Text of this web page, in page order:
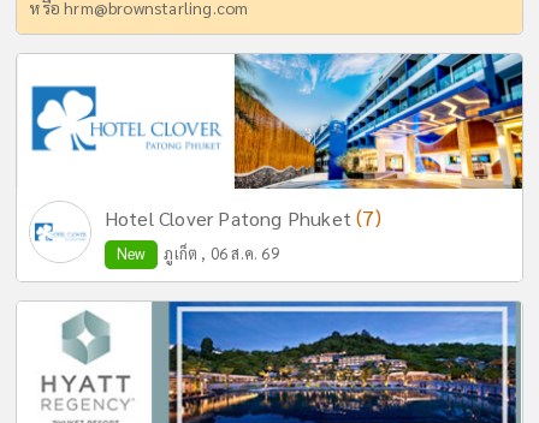
หรือhrm@brownstarling.com
Hotel Clover Patong Phuket(7)
New ภูเก็ต , 06 ส.ค. 69